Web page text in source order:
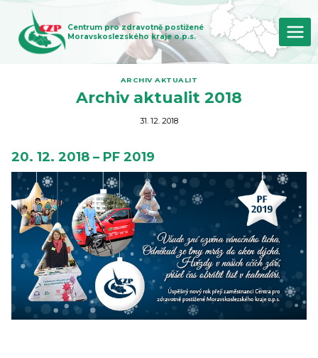
Přeskočit
obsah
Centrum pro zdravotně postižené
Moravskoslezského kraje o.p.s.
ARCHIV AKTUALIT
Archiv aktualit 2018
31. 12. 2018
20. 12. 2018 – PF 2019